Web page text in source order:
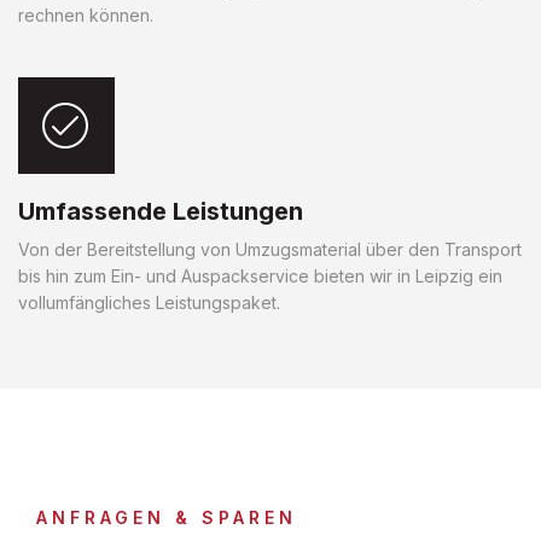
rechnen können.
Umfassende Leistungen
Von der Bereitstellung von Umzugsmaterial über den Transport
bis hin zum Ein- und Auspackservice bieten wir in Leipzig ein
vollumfängliches Leistungspaket.
ANFRAGEN & SPAREN